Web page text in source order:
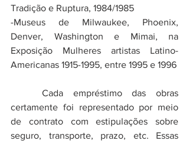
Tradição e Ruptura, 1984/1985
-Museus de Milwaukee, Phoenix,
Denver, Washington e Mimai, na
Exposição Mulheres artistas Latino-
Americanas 1915-1995, entre 1995 e 1996
certamente foi representado por meio
de contrato com estipulações sobre
seguro, transporte, prazo, etc. Essas